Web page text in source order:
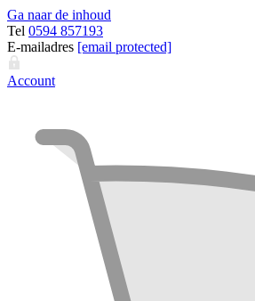
Ga naar de inhoud
Tel 0594 857193
E-mailadres [email protected]
Account